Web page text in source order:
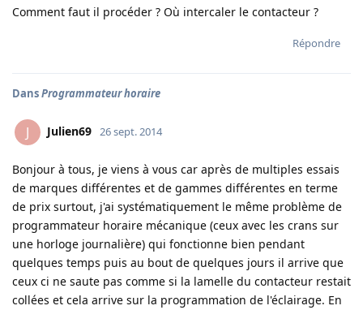
Comment faut il procéder ? Où intercaler le contacteur ?
Répondre
DansProgrammateur horaire
J Julien69 26 sept. 2014
Bonjour à tous, je viens à vous car après de multiples essais
de marques différentes et de gammes différentes en terme
de prix surtout, j'ai systématiquement le même problème de
programmateur horaire mécanique (ceux avec les crans sur
une horloge journalière) qui fonctionne bien pendant
quelques temps puis au bout de quelques jours il arrive que
ceux ci ne saute pas comme si la lamelle du contacteur restait
collées et cela arrive sur la programmation de l'éclairage. En